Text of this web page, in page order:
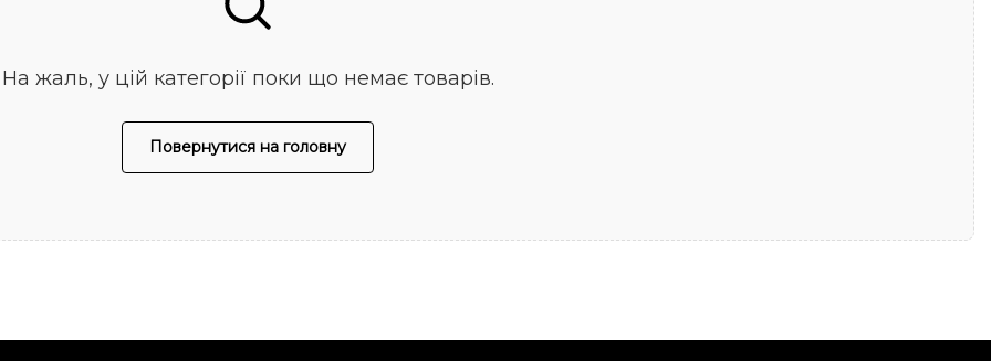
На жаль, у цій категорії поки що немає товарів.
Повернутися на головну